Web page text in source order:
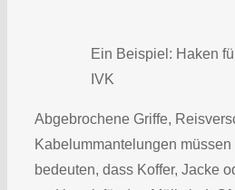
Ein Beispiel: Haken
IVK
Abgebrochene Griffe,
Kabelummantelungen
bedeuten, dass Koffer, Jacke